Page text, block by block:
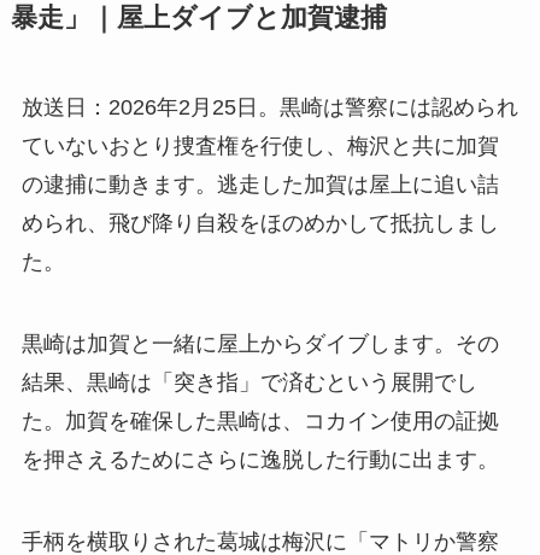
暴走」｜屋上ダイブと加賀逮捕
放送日：2026年2月25日。黒崎は警察には認められ
ていないおとり捜査権を行使し、梅沢と共に加賀
の逮捕に動きます。逃走した加賀は屋上に追い詰
められ、飛び降り自殺をほのめかして抵抗しまし
た。
黒崎は加賀と一緒に屋上からダイブします。その
結果、黒崎は「突き指」で済むという展開でし
た。加賀を確保した黒崎は、コカイン使用の証拠
を押さえるためにさらに逸脱した行動に出ます。
手柄を横取りされた葛城は梅沢に「マトリか警察